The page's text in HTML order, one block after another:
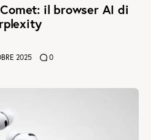
il browser AI di
2025 0